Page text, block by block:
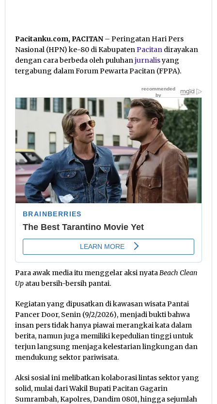
Pacitanku.com, PACITAN – Peringatan Hari Pers
Nasional (HPN) ke-80 di KabupatenPacitan dirayakan
dengan cara berbeda oleh puluhanjurnalisyang
tergabung dalam Forum Pewarta Pacitan (FPPA).
Para awak media itu menggelar aksi nyataBeach Clean
Up atau bersih-bersih pantai.
Kegiatan yang dipusatkan di kawasan wisata Pantai
Pancer Door, Senin (9/2/2026), menjadi bukti bahwa
insan pers tidak hanya piawai merangkai kata dalam
berita, namun juga memiliki kepedulian tinggi untuk
terjun langsung menjaga kelestarian lingkungan dan
mendukung sektor pariwisata.
Aksi sosial ini melibatkan kolaborasi lintas sektor yang
solid, mulai dari Wakil Bupati Pacitan Gagarin
Sumrambah, Kapolres, Dandim 0801, hingga sejumlah